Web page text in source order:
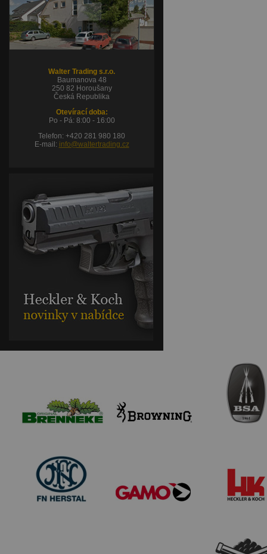
Walter Trading s.r.o.
Baumanova 48
250 82 Horoušany
Česká Republika
Otevírací doba:
Po - Pá: 8:00 - 16:00
Telefon: +420 281 980 180
E-mail: info@waltertrading.cz